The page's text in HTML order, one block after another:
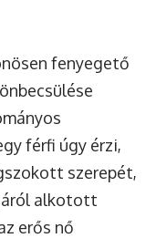
fenyegető
férfi úgy érzi,
szerepét,
alkotott
erős nő